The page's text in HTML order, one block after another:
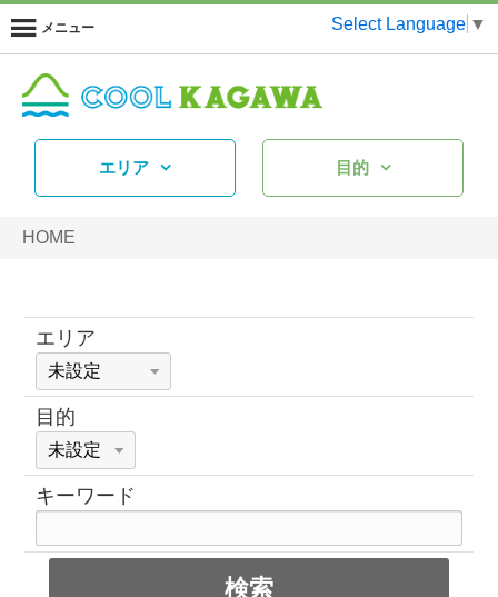
メニュー Select Language ▼
エリア 目的
HOME
エリア
目的
キーワード